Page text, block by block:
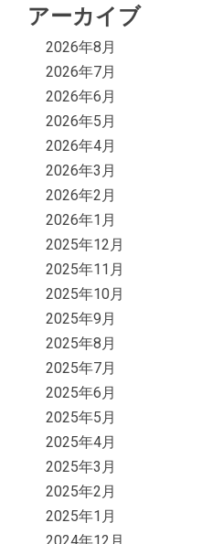
アーカイブ
2026年8月
2026年7月
2026年6月
2026年5月
2026年4月
2026年3月
2026年2月
2026年1月
2025年12月
2025年11月
2025年10月
2025年9月
2025年8月
2025年7月
2025年6月
2025年5月
2025年4月
2025年3月
2025年2月
2025年1月